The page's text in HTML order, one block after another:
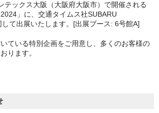
テックス大阪（大阪府大阪市）で開催される
2024」に、交通タイムス社SUBARU
て出展いたします。[出展ブース: 6号館A]
ている特別企画をご用意し、多くのお客様の
ります。